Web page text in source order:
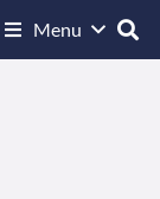
Menu